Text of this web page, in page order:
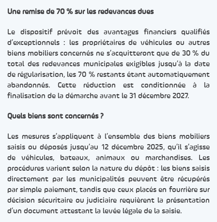
Une remise de 70 % sur les redevances dues
Le dispositif prévoit des avantages financiers qualifiés
d’exceptionnels : les propriétaires de véhicules ou autres
biens mobiliers concernés ne s’acquitteront que de 30 % du
total des redevances municipales exigibles jusqu’à la date
de régularisation, les 70 % restants étant automatiquement
abandonnés. Cette réduction est conditionnée à la
finalisation de la démarche avant le 31 décembre 2027.
Quels biens sont concernés ?
Les mesures s’appliquent à l’ensemble des biens mobiliers
saisis ou déposés jusqu’au 12 décembre 2025, qu’il s’agisse
de véhicules, bateaux, animaux ou marchandises. Les
procédures varient selon la nature du dépôt : les biens saisis
directement par les municipalités peuvent être récupérés
par simple paiement, tandis que ceux placés en fourrière sur
décision sécuritaire ou judiciaire requièrent la présentation
d’un document attestant la levée légale de la saisie.